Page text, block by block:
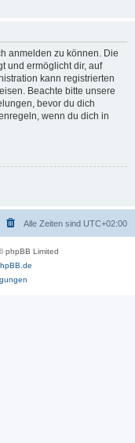
anmelden zu können. Die
und ermöglicht dir, auf
kann registrierten
Beachte bitte unsere
bevor du dich
wenn du dich in
Alle Zeiten sind UTC+02:00
phpBB Limited